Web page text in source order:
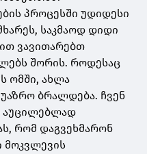
პროცესში უდიდესი
საკმაოდ დიდი
ვავითარებთ
შორის. როდესაც
ომში, ახლა
ბრალდება. ჩვენ
აუცილებლად
რომ დაგვეხმარონ
მოკვლევის